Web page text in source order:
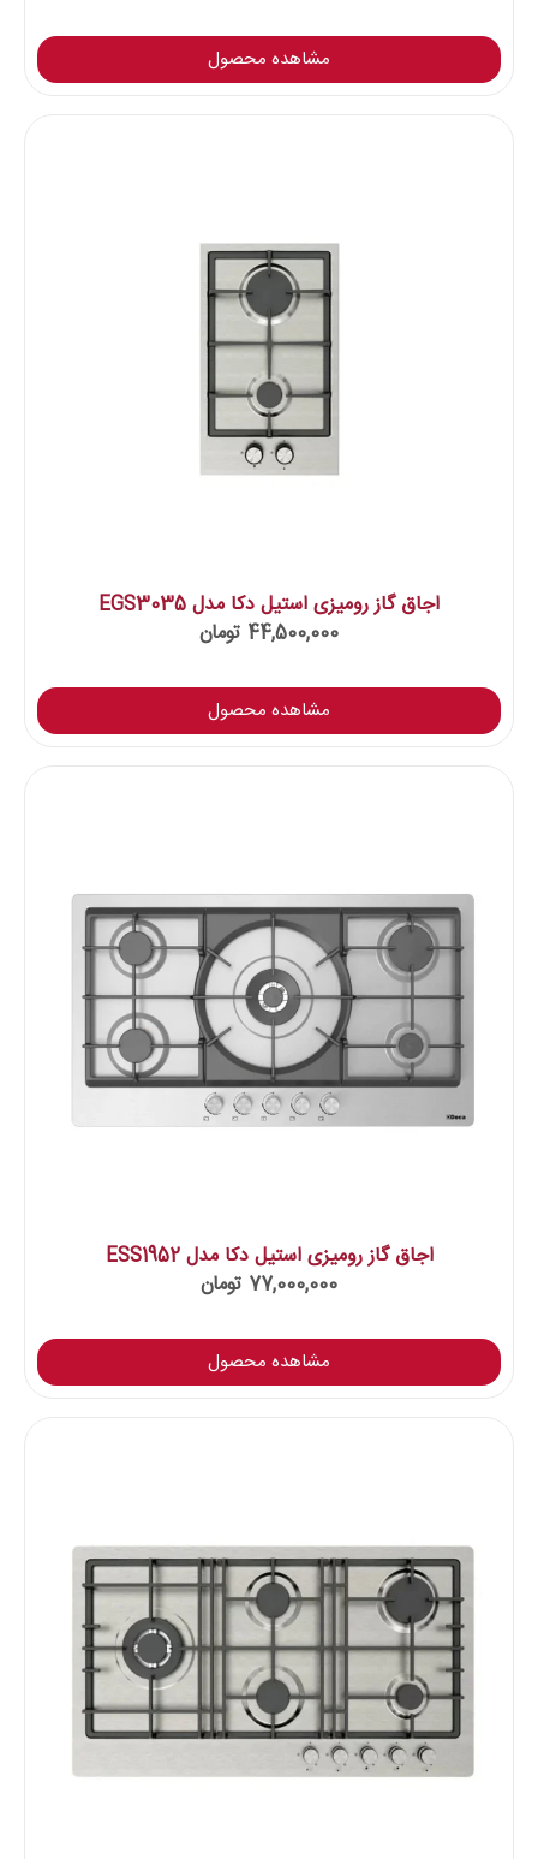
مشاهده محصول
اجاق گاز رومیزی استیل دکا مدل EGS3035
44,500,000 تومان
مشاهده محصول
اجاق گاز رومیزی استیل دکا مدل ESS1952
77,000,000 تومان
مشاهده محصول